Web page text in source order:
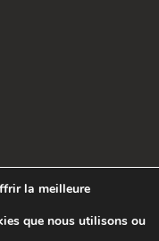
la meilleure
que nous utilisons ou